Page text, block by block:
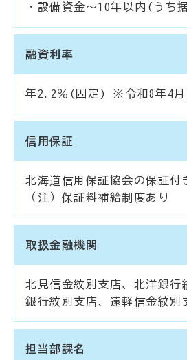
・設備資金～10年以内(うち
融資利率
年2.2％(固定) ※令和8年4月
信用保証
北海道信用保証協会の保証付
（注）保証料補給制度あり
取扱金融機関
北見信金紋別支店、北洋銀行
銀行紋別支店、遠軽信金紋別
担当部課名